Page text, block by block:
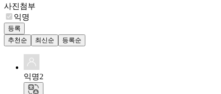
사진첨부
익명
등록
추천순
최신순 등록순
익명2